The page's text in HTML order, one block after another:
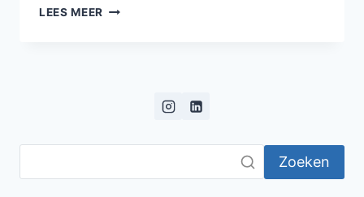
LEES MEER WITLOF
Zoeken